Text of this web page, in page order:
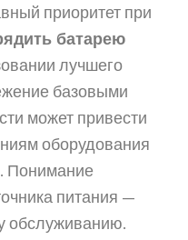
приоритет при
батарею
лучшего
базовыми
может привести
оборудования
Понимание
питания —
обслуживанию.